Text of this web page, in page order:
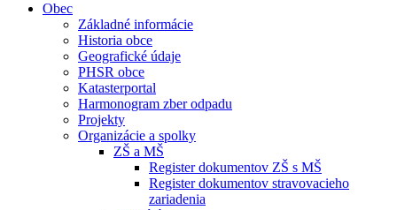
Obec
Základné informácie
Historia obce
Geografické údaje
PHSR obce
Katasterportal
Harmonogram zber odpadu
Projekty
Organizácie a spolky
ZŠ a MŠ
Register dokumentov ZŠ s MŠ
Register dokumentov stravovacieho
zariadenia